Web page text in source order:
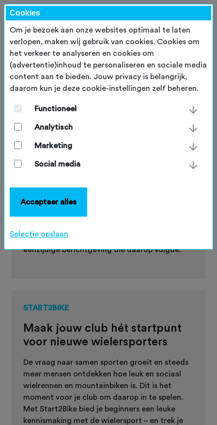
Nieuwsberichten
routes vraagt om feiten, nuance
Mountainbikers verdienen een eerlijk verhaal.
De NTFU reageert op de uitspraak én op de
eenzijdige berichtgeving die daarop volgde.
START2BIKE
Maak jouw club hét startpunt
voor nieuwe wielersporters
De vraag naar samen sporten groeit en steeds
meer mensen ontdekken hoe leuk en sociaal
wielrennen en mountainbiken is. Dit is het
moment voor je club om daarop in te spelen.
Met Start2Bike bied je beginners een leuke
kennismaking met de wielersport – en trek je
Cookies
Om je bezoek aan onze websites optimaal te laten
verlopen, maken wij gebruik van cookies. Cookies om
het verkeer te analyseren en cookies om
(advertentie)inhoud te personaliseren en sociale media
content aan te bieden. Jouw privacy is belangrijk,
daarom kun je deze cookie-instellingen zelf beheren.
Functioneel
Analytisch
Marketing
Social media
Accepteer alles
Selectie opslaan